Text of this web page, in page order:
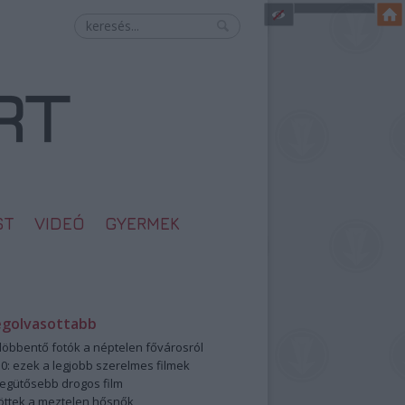
VIDEÓ GYERMEK
fotók a néptelen fővárosról
ezek a legjobb szerelmes filmek
drogos film
a meztelen hősnők